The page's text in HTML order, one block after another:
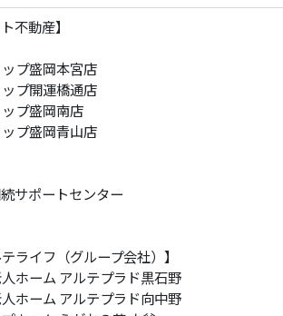
不動産】
プ盛岡本宮店
プ開運橋通店
プ盛岡南店
プ盛岡青山店
サポートセンター
ライフ（グループ会社）】
ホーム アルテプラド黒石野
ホーム アルテプラド向中野